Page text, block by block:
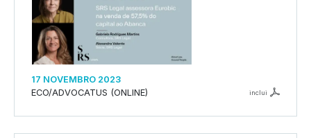
17 NOVEMBRO 2023
ECO/ADVOCATUS (ONLINE)
inclui